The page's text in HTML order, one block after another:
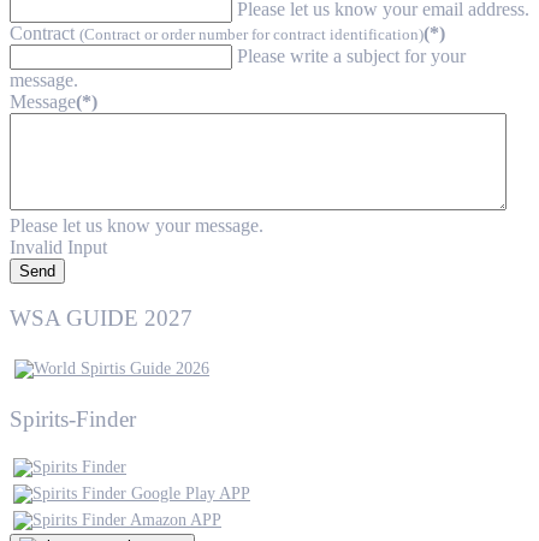
Please let us know your email address.
Contract (Contract or order number for contract identification)(*)
Please write a subject for your
message.
Message(*)
Please let us know your message.
Invalid Input
Send
WSA GUIDE 2027
Spirits-Finder